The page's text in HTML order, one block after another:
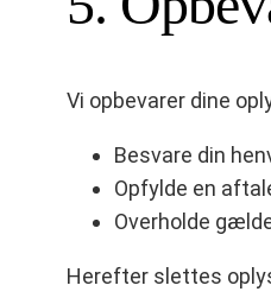
Vi opbevarer dine
Besvare din
Opfylde en
Overholde
Herefter slettes